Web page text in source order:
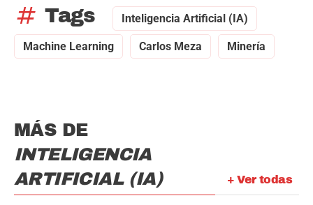
tag Tags Inteligencia Artificial (IA)
Machine Learning Carlos Meza Minería
+ Ver todas
MÁS DE
INTELIGENCIA
ARTIFICIAL (IA)